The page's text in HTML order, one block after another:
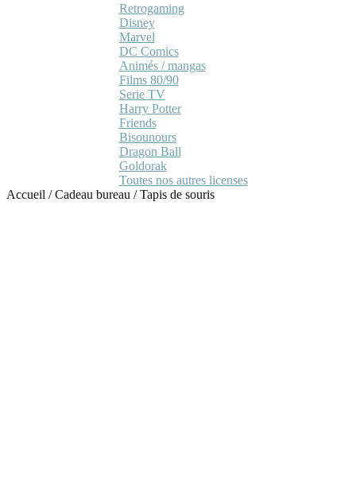
Retrogaming
Disney
Marvel
DC Comics
Animés / mangas
Films 80/90
Serie TV
Harry Potter
Friends
Bisounours
Dragon Ball
Goldorak
Toutes nos autres licenses
Accueil /Cadeau bureau /Tapis de souris